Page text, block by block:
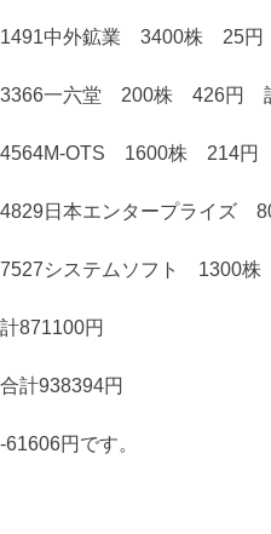
1491中外鉱業 3400株 25円
3366一六堂 200株 426円
4564M-OTS 1600株 214円
4829日本エンタープライズ
7527システムソフト 1300
計871100円
合計938394円
-61606円です。